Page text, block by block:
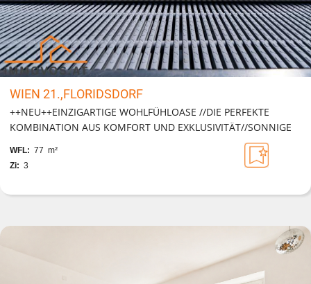
WIEN 21.,FLORIDSDORF
++NEU++EINZIGARTIGE WOHLFÜHLOASE //DIE PERFEKTE
KOMBINATION AUS KOMFORT UND EXKLUSIVITÄT//SONNIGE
FREIFLÄCHE, SWIMMINGPOOL, GARAGE UND VIELES MEHR!
WFL: 77 m²
Zi: 3